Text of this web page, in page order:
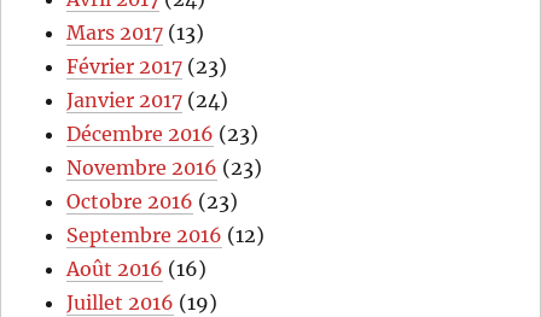
Mars 2017 (13)
Février 2017 (23)
Janvier 2017 (24)
Décembre 2016 (23)
Novembre 2016 (23)
Octobre 2016 (23)
Septembre 2016 (12)
Août 2016 (16)
Juillet 2016 (19)